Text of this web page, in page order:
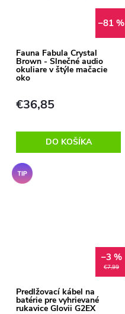
o
v
o
v
–81 %
Fauna Fabula Crystal
Brown - Slnečné audio
okuliare v štýle mačacie
oko
€36,85
DO KOŠÍKA
Tip
€7,99
–3 %
Predlžovací kábel na
batérie pre vyhrievané
rukavice Glovii G2EX